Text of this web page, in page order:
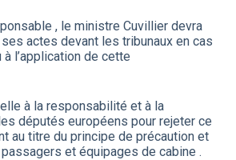
, le ministre Cuvillier devra
actes devant les tribunaux en cas
l’application de cette
à la responsabilité et à la
députés européens pour rejeter ce
au titre du principe de précaution et
et équipages de cabine .